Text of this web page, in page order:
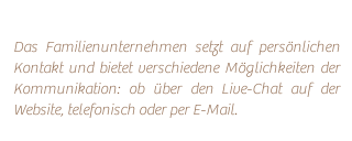
Das Familienunternehmen setzt auf persönlichen
Kontakt und bietet verschiedene Möglichkeiten der
Kommunikation: ob über den Live-Chat auf der
Website, telefonisch oder perE-Mail.